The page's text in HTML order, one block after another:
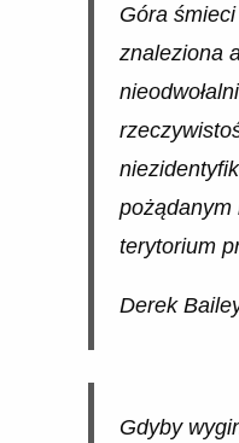
Góra
znaleziona
pożądanym
terytorium
Derek
Gdyby